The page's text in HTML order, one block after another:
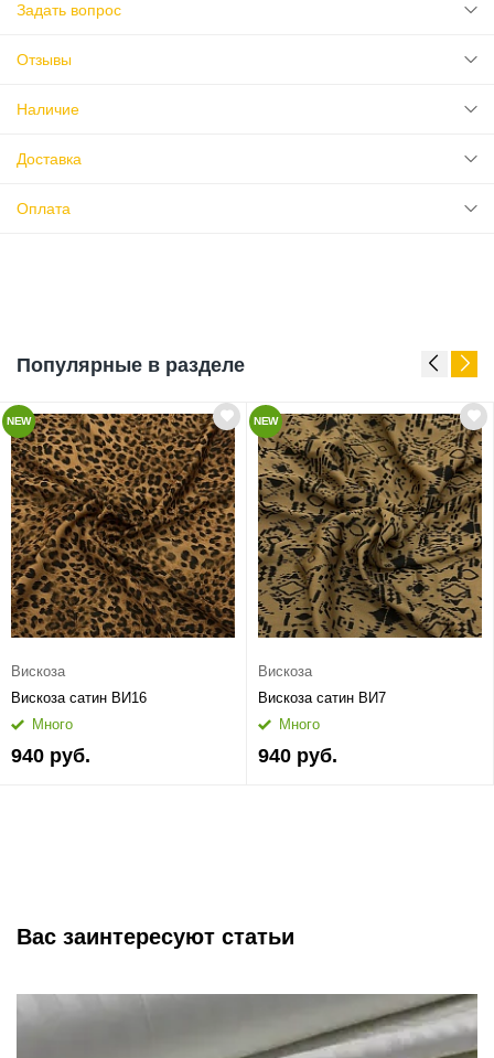
Задать вопрос
Отзывы
Наличие
Доставка
Оплата
Популярные в разделе
NEW
Вискоза
Вискоза сатин ВИ16
Много
940 руб.
NEW
Вискоза
Вискоза сатин ВИ7
Много
940 руб.
Вас заинтересуют статьи